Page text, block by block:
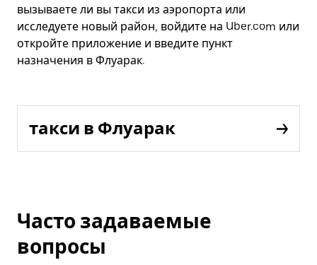
вызываете ли вы такси из аэропорта или
исследуете новый район, войдите на Uber.com или
откройте приложение и введите пункт
назначения в Флуарак.
такси в Флуарак
Часто задаваемые
вопросы